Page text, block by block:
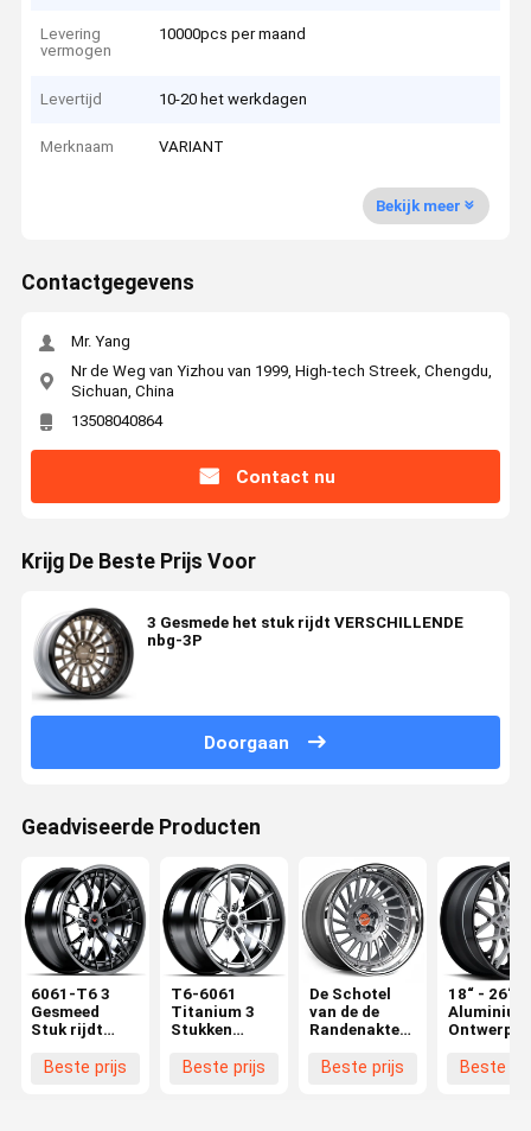
Levering
vermogen
10000pcs per maand
Levertijd 10-20 het werkdagen
Merknaam VARIANT
Bekijk meer
Contactgegevens
Mr. Yang
Nr de Weg van Yizhou van 1999, High-tech Streek, Chengdu,
Sichuan, China
13508040864
Contact nu
Krijg De Beste Prijs Voor
3 Gesmede het stuk rijdt VERSCHILLENDE
nbg-3P
Doorgaan
Geadviseerde Producten
6061-T6 3
Gesmeed
Stuk rijdt
Beste prijs
T6-6061
Titanium 3
Stukken
Wielen
Beste prijs
De Schotel
van de de
Randenakte
SK10 3
Beste prijs
18“ - 26“
Ontwerp
Gesmede
Beste